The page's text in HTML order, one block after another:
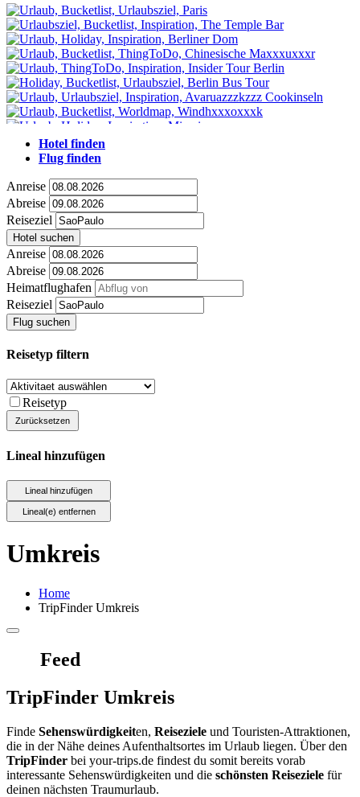
Hotel finden
Flug finden
Anreise
Abreise
Reiseziel
Hotel suchen
Anreise
Abreise
Heimatflughafen
Reiseziel
Flug suchen
Reisetyp filtern
Reisetyp
Lineal hinzufügen
Umkreis
Home
TripFinder Umkreis
Feed
TripFinder Umkreis
Finde Sehenswürdigkeiten, Reiseziele und Touristen-Attraktionen,
die in der Nähe deines Aufenthaltsortes im Urlaub liegen. Über den
TripFinder bei your-trips.de findest du somit bereits vorab
interessante Sehenswürdigkeiten und die schönsten Reiseziele für
deinen nächsten Traumurlaub.